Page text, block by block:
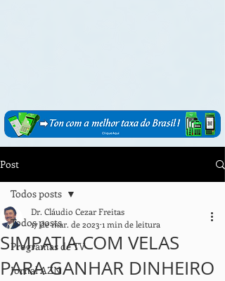
Post
Todos posts
Programas de TV
Jornal AZN
Todos posts
SIMPATIA COM VELAS
PARA GANHAR DINHEIRO
Dr. Cláudio Cezar Freitas
17 de mar. de 2023 1 min de leitura